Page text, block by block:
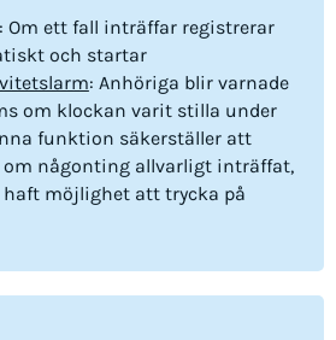
: Om ett fall inträffar registrerar
och startar
: Anhöriga blir varnade
om klockan varit stilla under
funktion säkerställer att
någonting allvarligt inträffat,
möjlighet att trycka på